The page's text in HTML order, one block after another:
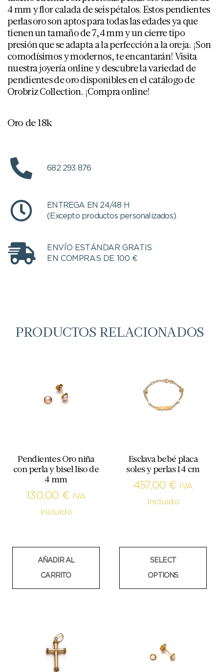
4 mm y flor calada de seis pétalos. Estos pendientes
perlas oro son aptos para todas las edades ya que
tienen un tamaño de 7,4 mm y un cierre tipo
presión que se adapta a la perfección a la oreja. ¡Son
comodísimos y modernos, te encantarán! Visita
nuestra joyería online y descubre la variedad de
pendientes de oro disponibles en el catálogo de
Orobriz Collection. ¡Compra online!
Oro de 18k
682 293 876
ENTREGA EN 24/48 H
(Excepto productos personalizados)
ENVÍO ESTÁNDAR GRATIS
EN COMPRAS DE 100 €
PRODUCTOS RELACIONADOS
Pendientes Oro niña
con perla y bisel liso de
4 mm
130,00 €
IVA
Incluido
AÑADIR AL
CARRITO
Esclava bebé placa
soles y perlas 14 cm
457,00 €
IVA
Incluido
SELECT
OPTIONS